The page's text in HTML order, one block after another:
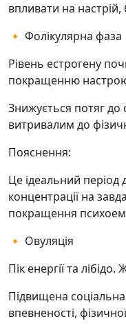
впливати на
🔸 Фолікулярна фаза
Рівень естрогену
покращенню настрою
Знижується потяг до
витривалим до
Пояснення:
Це ідеальний період
концентрації на
покращення
🔸 Овуляція
Пік енергії та
Підвищена соціальна
впевненості,